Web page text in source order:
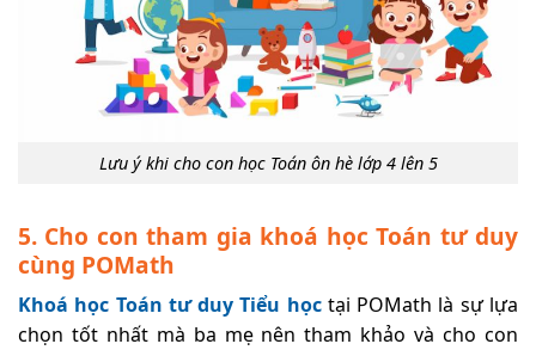
Lưu ý khi cho con học Toán ôn hè lớp 4 lên 5
5. Cho con tham gia khoá học Toán tư duy
cùng POMath
Khoá học Toán tư duy Tiểu họctại POMath là sự lựa
chọn tốt nhất mà ba mẹ nên tham khảo và cho con